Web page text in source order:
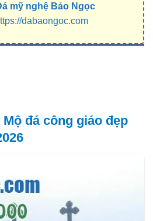
mỹ nghệ Bảo Ngọc
dabaongoc.com
đá công giáo đẹp